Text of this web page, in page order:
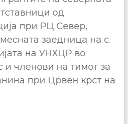
од
при РЦ Север,
заедница на с.
на УНХЦР во
и членови на тимот за
при Црвен крст на